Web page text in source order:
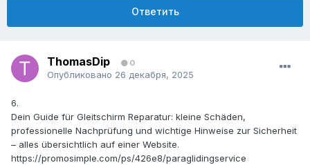
Ответить
ThomasDip 0
Опубликовано 26 декабря, 2025
6.
Dein Guide für Gleitschirm Reparatur: kleine Schäden,
professionelle Nachprüfung und wichtige Hinweise zur Sicherheit
– alles übersichtlich auf einer Website.
https://promosimple.com/ps/426e8/paraglidingservice